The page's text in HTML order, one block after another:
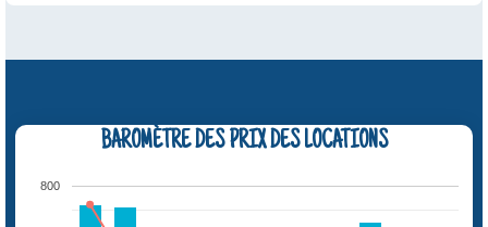
BAROMÈTRE DES PRIX DES LOCATIONS
800